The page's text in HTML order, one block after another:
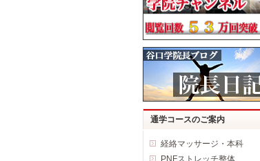
通学コースのご案内
経絡マッサージ・本科
PNFストレッチ整体